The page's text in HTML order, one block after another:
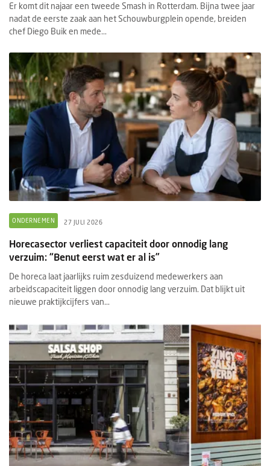
Er komt dit najaar een tweede Smash in Rotterdam. Bijna twee jaar
nadat de eerste zaak aan het Schouwburgplein opende, breiden
chef Diego Buik en mede...
ONDERNEMEN 27 JULI 2026
Horecasector verliest capaciteit door onnodig lang
verzuim: “Benut eerst wat er al is”
De horeca laat jaarlijks ruim zesduizend medewerkers aan
arbeidscapaciteit liggen door onnodig lang verzuim. Dat blijkt uit
nieuwe praktijkcijfers van...